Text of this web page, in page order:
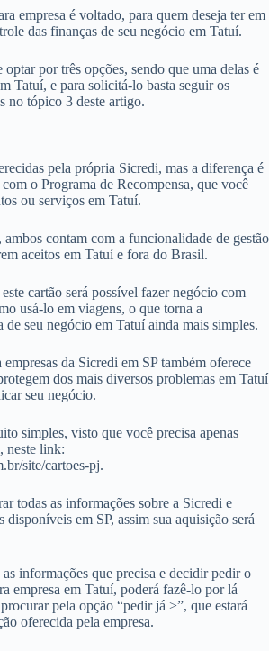
empresa é voltado, para quem deseja ter em
das finanças de seu negócio em Tatuí.
por três opções, sendo que uma delas é
Tatuí, e para solicitá-lo basta seguir os
no tópico 3 deste artigo.
pela própria Sicredi, mas a diferença é
o Programa de Recompensa, que você
ou serviços em Tatuí.
contam com a funcionalidade de gestão
aceitos em Tatuí e fora do Brasil.
cartão será possível fazer negócio com
usá-lo em viagens, o que torna a
de seu negócio em Tatuí ainda mais simples.
da Sicredi em SP também oferece
dos mais diversos problemas em Tatuí
seu negócio.
simples, visto que você precisa apenas
neste link:
site/cartoes-pj.
todas as informações sobre a Sicredi e
disponíveis em SP, assim sua aquisição será
informações que precisa e decidir pedir o
empresa em Tatuí, poderá fazê-lo por lá
pela opção “pedir já >”, que estará
oferecida pela empresa.